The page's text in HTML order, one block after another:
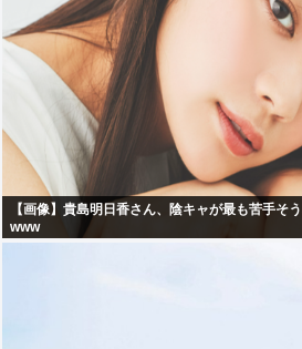
【画像】貴島明日香さん、陰キャが最も苦手そ
www